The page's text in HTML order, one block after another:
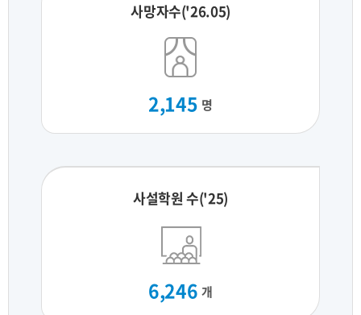
사망자수('26.05)
2,145 명
사설학원 수('25)
6,246 개